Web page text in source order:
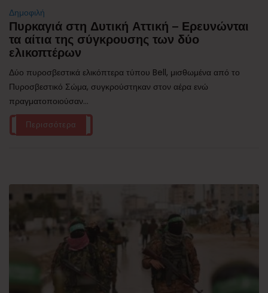
Δημοφιλή
Πυρκαγιά στη Δυτική Αττική – Ερευνώνται
τα αίτια της σύγκρουσης των δύο
ελικοπτέρων
Δύο πυροσβεστικά ελικόπτερα τύπου Bell, μισθωμένα από το
Πυροσβεστικό Σώμα, συγκρούστηκαν στον αέρα ενώ
πραγματοποιούσαν...
Περισσότερα